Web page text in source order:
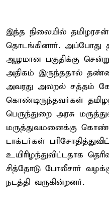
இந்த நிலையில்
தொடங்கினார். அப்போது
ஆழமான பகுதிக்கு
அதிகம் இருந்ததால்
அவரது அலறல் சத்தம்
கொண்டிருந்தவர்கள்
பெருந்துறை அரசு
மருத்துவமனைக்கு
டாக்டர்கள்
உயிரிழந்துவிட்டதாக
சித்தோடு போலீசார்
நடத்தி வருகின்றனர்.